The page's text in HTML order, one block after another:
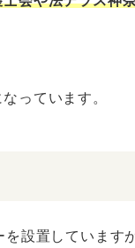
っています。
設置しています